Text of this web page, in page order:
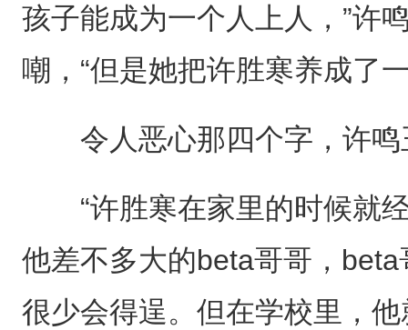
孩子能成为一个人上人，”许
嘲，“但是她把许胜寒养成了
令人恶心那四个字，许鸣
“许胜寒在家里的时候就经
他差不多大的beta哥哥，
很少会得逞。但在学校里，